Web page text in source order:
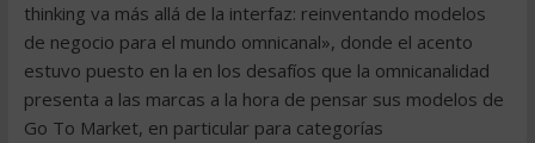
thinking va más allá de la interfaz: reinventando modelos
de negocio para el mundo omnicanal», donde el acento
estuvo puesto en la en los desafíos que la omnicanalidad
presenta a las marcas a la hora de pensar sus modelos de
Go To Market, en particular para categorías